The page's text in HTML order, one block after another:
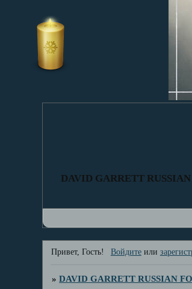
DAVID GARRETT
Привет, Гость! Войдитеили
»DAVID GARRETT RUSSIAN